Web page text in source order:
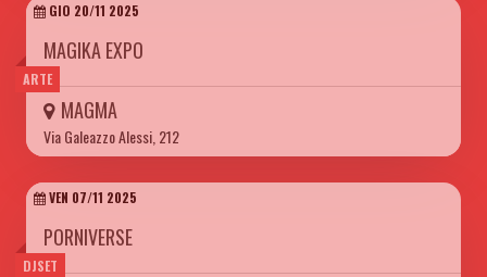
ARTE
GIO 20/11 2025
MAGIKA EXPO
MAGMA
Via Galeazzo Alessi, 212
DJSET
VEN 07/11 2025
PORNIVERSE